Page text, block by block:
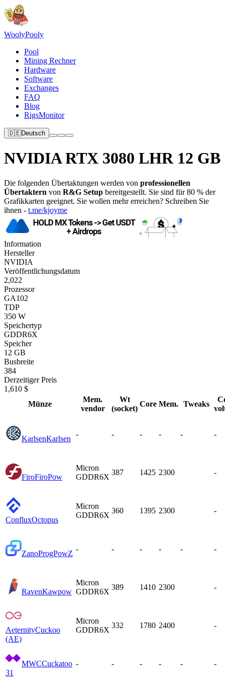
WoolyPooly
Pool
Mining Rechner
Hardware
Software
Exchanges
FAQ
Blog
RigsMonitor
🇩🇪Deutsch
NVIDIA RTX 3080 LHR 12 GB
Die folgenden Übertaktungen werden von professionellen
Übertaktern von R&G Setup bereitgestellt. Sie sind für 80 % der
Grafikkarten geeignet. Sie wollen mehr erreichen? Schreiben Sie
ihnen - t.me/kjoyme
Information
Hersteller
NVIDIA
Veröffentlichungsdatum
2,022
Prozessor
GA102
TDP
350 W
Speichertyp
GDDR6X
Speicher
12 GB
Busbreite
384
Derzeitiger Preis
1,610 $
Münze
Mem.
vendor
Wt
(socket)
Core Mem. Tweaks
KarlsenKarlsen
- - - - - -
FiroFiroPow
Micron
GDDR6X
387 1425 2300 -
ConfluxOctopus
Micron
GDDR6X
360 1395 2300 -
ZanoProgPowZ
- - - - - -
RavenKawpow
Micron
GDDR6X
389 1410 2300 -
AeternityCuckoo
(AE)
Micron
GDDR6X
332 1780 2400 -
MWCCuckatoo
31
- - - - - -